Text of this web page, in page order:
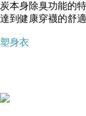
炭本身除臭功能的
達到健康穿襪的舒適
塑身衣